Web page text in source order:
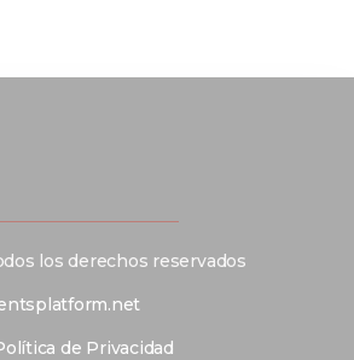
los derechos reservados
de Privacidad